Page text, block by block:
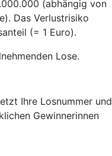
(abhängig von
Das Verlustrisiko
(= 1 Euro).
Lose.
Ihre Losnummer und
Gewinnerinnen